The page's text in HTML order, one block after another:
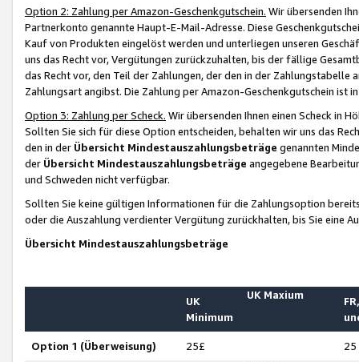
Option 2: Zahlung per Amazon-Geschenkgutschein. Wir übersenden
Partnerkonto genannte Haupt-E-Mail-Adresse. Diese
Kauf von Produkten eingelöst werden und unterliegen unseren
uns das Recht vor, Vergütungen zurückzuhalten, bis der fällige
das Recht vor, den Teil der Zahlungen, der den in der
Zahlungsart angibst. Die Zahlung per Amazon-Geschenkgutschein ist
Option 3: Zahlung per Scheck. Wir übersenden Ihnen einen Scheck in
Sollten Sie sich für diese Option entscheiden, behalten wir uns das
den in der Übersicht Mindestauszahlungsbeträge genannten
der Übersicht Mindestauszahlungsbeträge angegebene
und Schweden nicht verfügbar.
Sollten Sie keine gültigen Informationen für die Zahlungsoption
oder die Auszahlung verdienter Vergütung zurückhalten, bis Sie
Übersicht Mindestauszahlungsbeträge
UK
Minimum
UK Maxium
Option 1 (Überweisung) 25£ 25